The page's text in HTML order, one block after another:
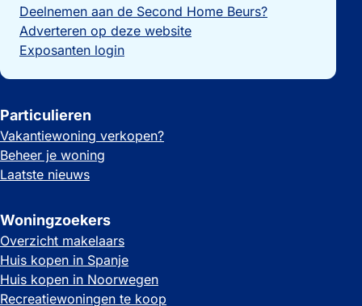
Deelnemen aan de Second Home Beurs?
Adverteren op deze website
Exposanten login
Particulieren
Vakantiewoning verkopen?
Beheer je woning
Laatste nieuws
Woningzoekers
Overzicht makelaars
Huis kopen in Spanje
Huis kopen in Noorwegen
Recreatiewoningen te koop